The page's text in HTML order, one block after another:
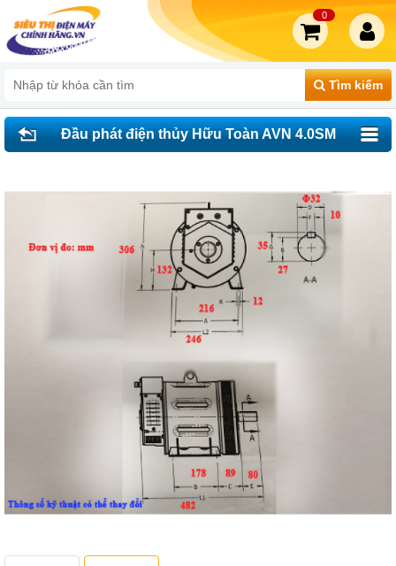
Tìm kiếm
0
Đầu phát điện thủy Hữu Toàn AVN 4.0SM